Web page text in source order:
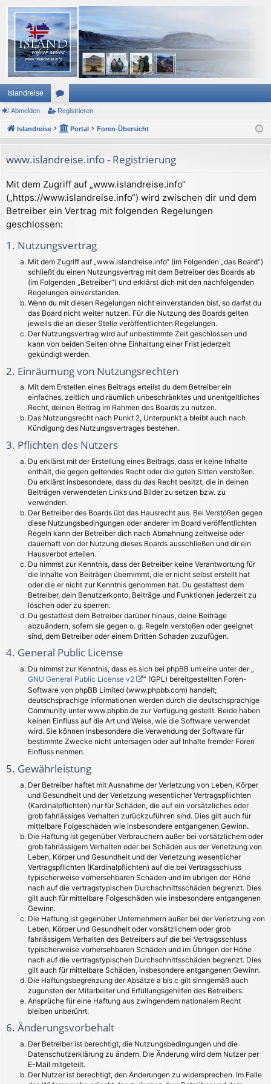
Islandreise
or
en
Abmelden Registrieren
Islandreise Portal Foren-Übersicht
www.islandreise.info - Registrierung
Mit dem Zugriff auf „www.islandreise.info“
(„https://www.islandreise.info“) wird zwischen dir und dem
Betreiber ein Vertrag mit folgenden Regelungen
geschlossen:
1. Nutzungsvertrag
Mit dem Zugriff auf „www.islandreise.info“ (im Folgenden „das Board“)
schließt du einen Nutzungsvertrag mit dem Betreiber des Boards ab
(im Folgenden „Betreiber“) und erklärst dich mit den nachfolgenden
Regelungen einverstanden.
Wenn du mit diesen Regelungen nicht einverstanden bist, so darfst du
das Board nicht weiter nutzen. Für die Nutzung des Boards gelten
jeweils die an dieser Stelle veröffentlichten Regelungen.
Der Nutzungsvertrag wird auf unbestimmte Zeit geschlossen und
kann von beiden Seiten ohne Einhaltung einer Frist jederzeit
gekündigt werden.
2. Einräumung von Nutzungsrechten
Mit dem Erstellen eines Beitrags erteilst du dem Betreiber ein
einfaches, zeitlich und räumlich unbeschränktes und unentgeltliches
Recht, deinen Beitrag im Rahmen des Boards zu nutzen.
Das Nutzungsrecht nach Punkt 2, Unterpunkt a bleibt auch nach
Kündigung des Nutzungsvertrages bestehen.
3. Pflichten des Nutzers
Du erklärst mit der Erstellung eines Beitrags, dass er keine Inhalte
enthält, die gegen geltendes Recht oder die guten Sitten verstoßen.
Du erklärst insbesondere, dass du das Recht besitzt, die in deinen
Beiträgen verwendeten Links und Bilder zu setzen bzw. zu
verwenden.
Der Betreiber des Boards übt das Hausrecht aus. Bei Verstößen gegen
diese Nutzungsbedingungen oder anderer im Board veröffentlichten
Regeln kann der Betreiber dich nach Abmahnung zeitweise oder
dauerhaft von der Nutzung dieses Boards ausschließen und dir ein
Hausverbot erteilen.
Du nimmst zur Kenntnis, dass der Betreiber keine Verantwortung für
die Inhalte von Beiträgen übernimmt, die er nicht selbst erstellt hat
oder die er nicht zur Kenntnis genommen hat. Du gestattest dem
Betreiber, dein Benutzerkonto, Beiträge und Funktionen jederzeit zu
löschen oder zu sperren.
Du gestattest dem Betreiber darüber hinaus, deine Beiträge
abzuändern, sofern sie gegen o. g. Regeln verstoßen oder geeignet
sind, dem Betreiber oder einem Dritten Schaden zuzufügen.
4. General Public License
Du nimmst zur Kenntnis, dass es sich bei phpBB um eine unter der „
GNU General Public License v2
“ (GPL) bereitgestellten Foren-
Software von phpBB Limited (www.phpbb.com) handelt;
deutschsprachige Informationen werden durch die deutschsprachige
Community unter www.phpbb.de zur Verfügung gestellt. Beide haben
keinen Einfluss auf die Art und Weise, wie die Software verwendet
wird. Sie können insbesondere die Verwendung der Software für
bestimmte Zwecke nicht untersagen oder auf Inhalte fremder Foren
Einfluss nehmen.
5. Gewährleistung
Der Betreiber haftet mit Ausnahme der Verletzung von Leben, Körper
und Gesundheit und der Verletzung wesentlicher Vertragspflichten
(Kardinalpflichten) nur für Schäden, die auf ein vorsätzliches oder
grob fahrlässiges Verhalten zurückzuführen sind. Dies gilt auch für
mittelbare Folgeschäden wie insbesondere entgangenen Gewinn.
Die Haftung ist gegenüber Verbrauchern außer bei vorsätzlichem oder
grob fahrlässigem Verhalten oder bei Schäden aus der Verletzung von
Leben, Körper und Gesundheit und der Verletzung wesentlicher
Vertragspflichten (Kardinalpflichten) auf die bei Vertragsschluss
typischerweise vorhersehbaren Schäden und im übrigen der Höhe
nach auf die vertragstypischen Durchschnittsschäden begrenzt. Dies
gilt auch für mittelbare Folgeschäden wie insbesondere entgangenen
Gewinn.
Die Haftung ist gegenüber Unternehmern außer bei der Verletzung von
Leben, Körper und Gesundheit oder vorsätzlichem oder grob
fahrlässigem Verhalten des Betreibers auf die bei Vertragsschluss
typischerweise vorhersehbaren Schäden und im Übrigen der Höhe
nach auf die vertragstypischen Durchschnittsschäden begrenzt. Dies
gilt auch für mittelbare Schäden, insbesondere entgangenen Gewinn.
Die Haftungsbegrenzung der Absätze a bis c gilt sinngemäß auch
zugunsten der Mitarbeiter und Erfüllungsgehilfen des Betreibers.
Ansprüche für eine Haftung aus zwingendem nationalem Recht
bleiben unberührt.
6. Änderungsvorbehalt
Der Betreiber ist berechtigt, die Nutzungsbedingungen und die
Datenschutzerklärung zu ändern. Die Änderung wird dem Nutzer per
E-Mail mitgeteilt.
Der Nutzer ist berechtigt, den Änderungen zu widersprechen. Im Falle